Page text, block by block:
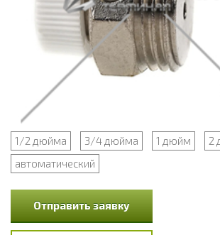
1/2 дюйма 3/4 дюйма 1 дюйм
2
автоматический
Отправить заявку